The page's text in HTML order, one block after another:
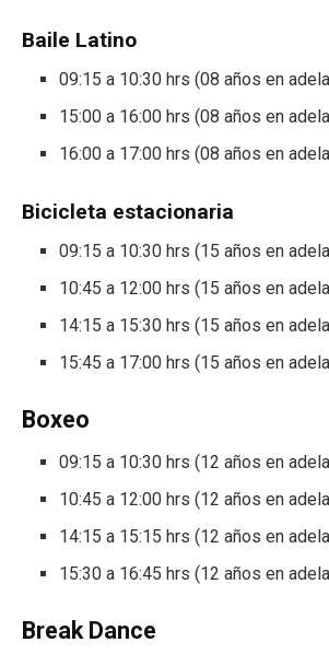
Baile Latino
09:15 a 10:30 hrs (08 años en
15:00 a 16:00 hrs (08 años en
16:00 a 17:00 hrs (08 años en
Bicicleta estacionaria
09:15 a 10:30 hrs (15 años en
10:45 a 12:00 hrs (15 años en
14:15 a 15:30 hrs (15 años en
15:45 a 17:00 hrs (15 años en
Boxeo
09:15 a 10:30 hrs (12 años en
10:45 a 12:00 hrs (12 años en
14:15 a 15:15 hrs (12 años en
15:30 a 16:45 hrs (12 años en
Break Dance